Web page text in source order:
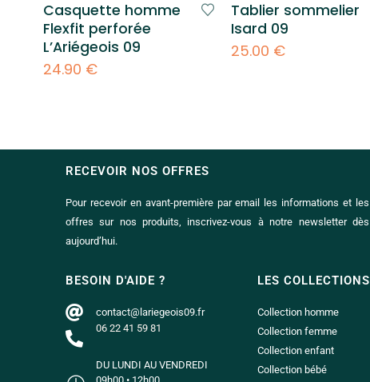
Casquette homme
Flexfit perforée
L’Ariégeois 09
24.90 €
Tablier sommelier
Isard 09
25.00 €
RECEVOIR NOS OFFRES
Pour recevoir en avant-première par email les informations et les
offres sur nos produits, inscrivez-vous à notre newsletter dès
aujourd’hui.
BESOIN D'AIDE ?
contact@lariegeois09.fr
06 22 41 59 81
DU LUNDI AU VENDREDI
LES COLLECTIONS
Collection homme
Collection femme
Collection enfant
Collection bébé